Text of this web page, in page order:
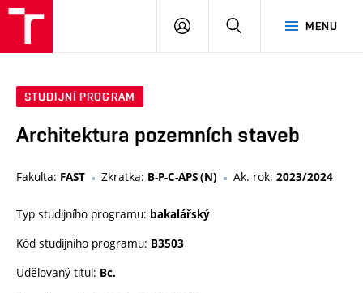
MENU
PŘIHLÁSIT
STUDIJNÍ PROGRAM
Architektura pozemních staveb
Fakulta: FAST Zkratka: B-P-C-APS (N) Ak. rok: 2023/2024
Typ studijního programu: bakalářský
Kód studijního programu: B3503
Udělovaný titul: Bc.